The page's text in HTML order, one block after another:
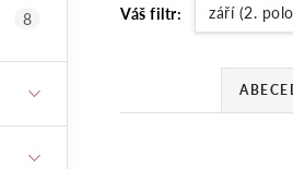
8 Váš filtr: září (2.
Ř